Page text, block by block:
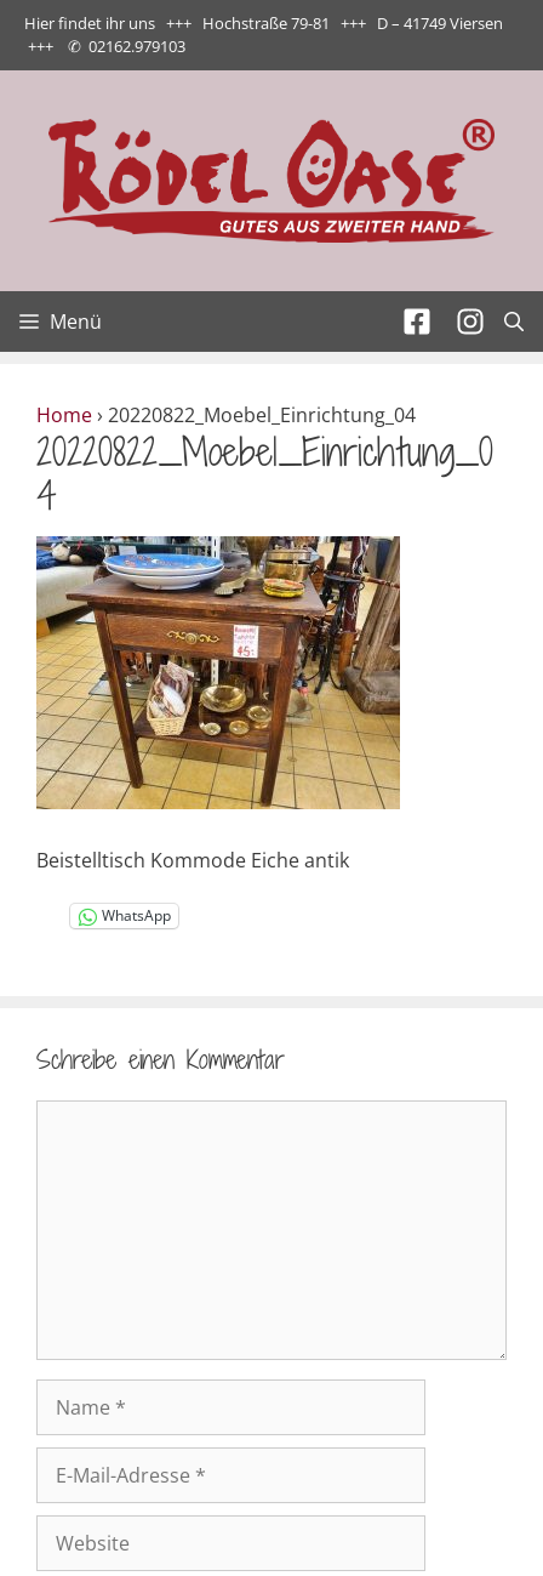
Zum
Inhalt
springen
Hier findet ihr uns +++ Hochstraße 79-81 +++ D – 41749 Viersen
+++ ✆ 02162.979103
Menü
Home› 20220822_Moebel_Einrichtung_04
20220822_Moebel_Einrichtung_0
4
Beistelltisch Kommode Eiche antik
WhatsApp
Schreibe einen Kommentar
Mail-
Adresse
Website